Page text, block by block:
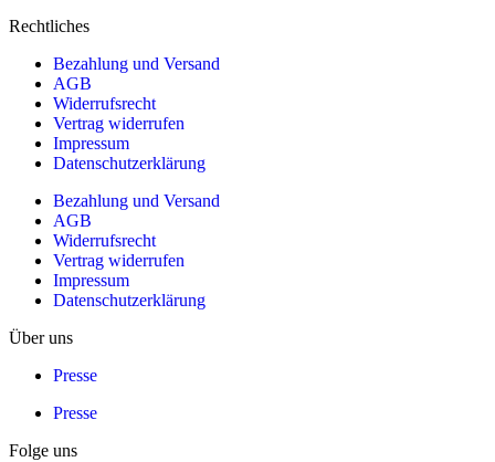
Rechtliches
Bezahlung und Versand
AGB
Widerrufsrecht
Vertrag widerrufen
Impressum
Datenschutzerklärung
Bezahlung und Versand
AGB
Widerrufsrecht
Vertrag widerrufen
Impressum
Datenschutzerklärung
Über uns
Presse
Presse
Folge uns